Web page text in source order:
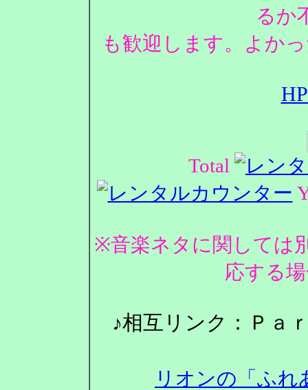
るか
も歓迎します。よか
Total
※音楽ネタに関しては
応する
♪相互リンク：Ｐａ
リオンの「ふ